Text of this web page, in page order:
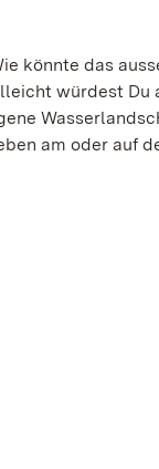
könnte das
würdest Du
am oder auf